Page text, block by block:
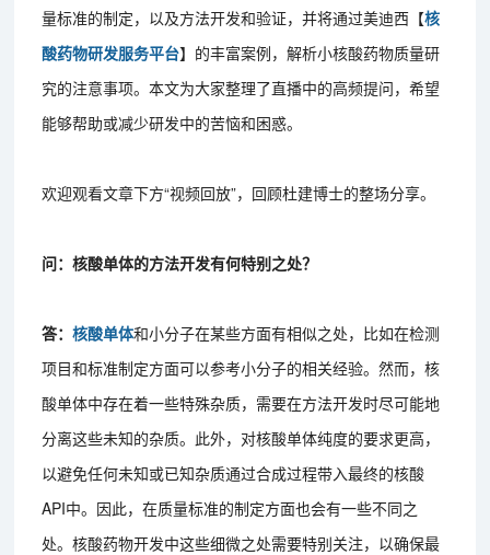
量标准的制定，以及方法开发和验证，并将通过美迪西【核
酸药物研发服务平台】的丰富案例，解析小核酸药物质量研
究的注意事项。本文为大家整理了直播中的高频提问，希望
能够帮助或减少研发中的苦恼和困惑。
欢迎观看文章下方“视频回放”，回顾杜建博士的整场分享。
问：核酸单体的方法开发有何特别之处？
答：核酸单体和小分子在某些方面有相似之处，比如在检测
项目和标准制定方面可以参考小分子的相关经验。然而，核
酸单体中存在着一些特殊杂质，需要在方法开发时尽可能地
分离这些未知的杂质。此外，对核酸单体纯度的要求更高，
以避免任何未知或已知杂质通过合成过程带入最终的核酸
API中。因此，在质量标准的制定方面也会有一些不同之
处。核酸药物开发中这些细微之处需要特别关注，以确保最